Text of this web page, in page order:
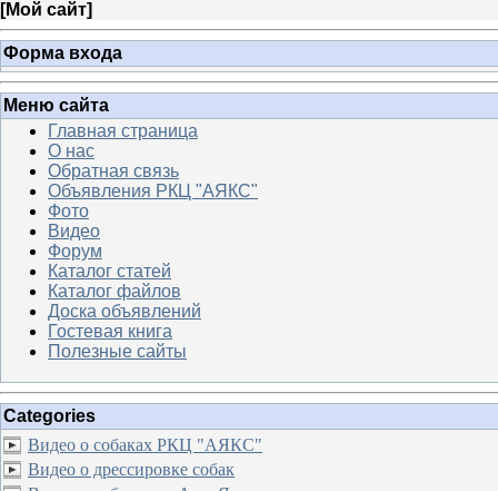
[Мой сайт]
Форма входа
Меню сайта
Главная страница
О нас
Обратная связь
Объявления РКЦ "АЯКС"
Фото
Видео
Форум
Каталог статей
Каталог файлов
Доска объявлений
Гостевая книга
Полезные сайты
Categories
Видео о собаках РКЦ "АЯКС"
Видео о дрессировке собак